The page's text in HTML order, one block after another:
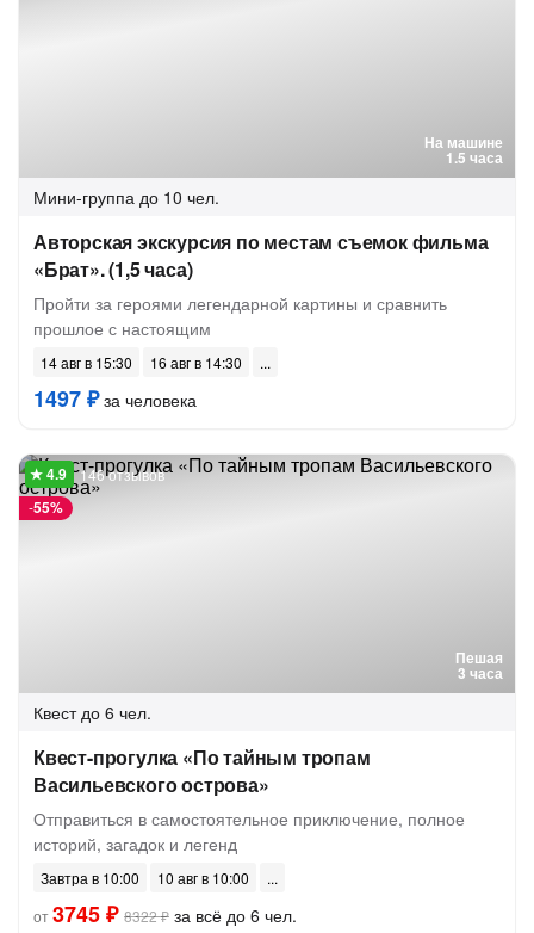
На машине
1.5 часа
Мини-группа до 10 чел.
Авторская экскурсия по местам съемок фильма
«Брат». (1,5 часа)
Пройти за героями легендарной картины и сравнить
прошлое с настоящим
14 авг в 15:30 16 авг в 14:30
1497 ₽за человека
Пешая
3 часа
-55%
146 отзывов
Квест до 6 чел.
Квест-прогулка «По тайным тропам
Васильевского острова»
Отправиться в самостоятельное приключение, полное
историй, загадок и легенд
Завтра в 10:00
10 авг в 10:00
от3745 ₽ 8322 ₽ за всё до 6 чел.